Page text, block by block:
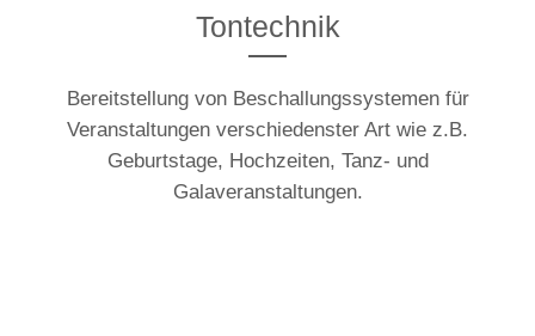
Tontechnik
Bereitstellung von Beschallungssystemen für
Veranstaltungen verschiedenster Art wie z.B.
Geburtstage, Hochzeiten, Tanz- und
Galaveranstaltungen.